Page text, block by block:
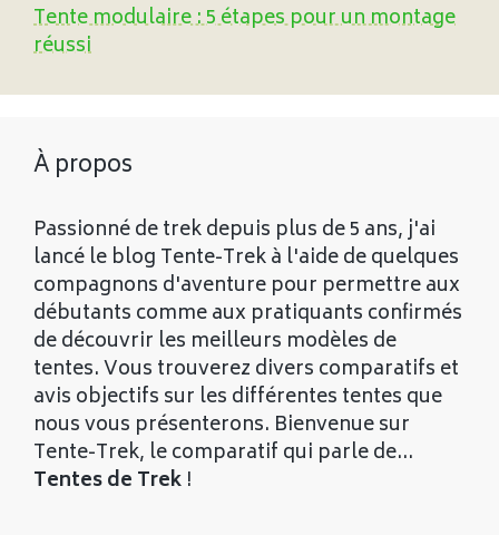
Tente modulaire : 5 étapes pour un montage
réussi
À propos
Passionné de trek depuis plus de 5 ans, j'ai
lancé le blog Tente-Trek à l'aide de quelques
compagnons d'aventure pour permettre aux
débutants comme aux pratiquants confirmés
de découvrir les meilleurs modèles de
tentes. Vous trouverez divers comparatifs et
avis objectifs sur les différentes tentes que
nous vous présenterons. Bienvenue sur
Tente-Trek, le comparatif qui parle de...
Tentes de Trek !